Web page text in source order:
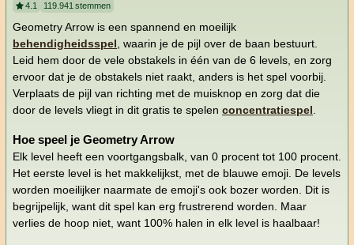
4.1 119.941stemmen
Geometry Arrow is een spannend en moeilijk
behendigheidsspel, waarin je de pijl over de baan bestuurt.
Leid hem door de vele obstakels in één van de 6 levels, en zorg
ervoor dat je de obstakels niet raakt, anders is het spel voorbij.
Verplaats de pijl van richting met de muisknop en zorg dat die
door de levels vliegt in dit gratis te spelen concentratiespel.
Hoe speel je Geometry Arrow
Elk level heeft een voortgangsbalk, van 0 procent tot 100 procent.
Het eerste level is het makkelijkst, met de blauwe emoji. De levels
worden moeilijker naarmate de emoji's ook bozer worden. Dit is
begrijpelijk, want dit spel kan erg frustrerend worden. Maar
verlies de hoop niet, want 100% halen in elk level is haalbaar!